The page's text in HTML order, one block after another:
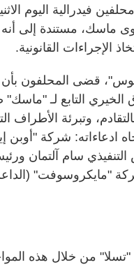
فيدرالية اليوم
ماسك، مستندة إلى أنه
الإجراءات القانونية.
قضى المحلفون بأن
الخيري التابع لـ
وتبرئة الأطراف
ادعاءاته: شركة "أوبن
التنفيذي سام آلتمان
"مايكروسوفت"
من خلال هذه